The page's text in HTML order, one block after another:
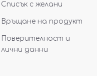
Списък с желани
Връщане на продукт
Поверителност и
лични данни